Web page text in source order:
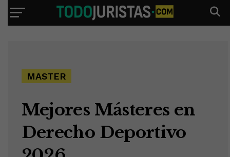
MASTER
Mejores Másteres en
Derecho Deportivo